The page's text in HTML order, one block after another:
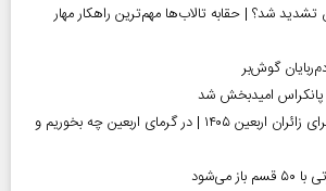
تشدید شد؟ | حقابه تالاب‌ها مهم‌ترین راهکار مهار
گوش‌بر
امیدبخش شد
توصیه‌های تغذیه‌ای برای زائران اربعین ۱۴۰۵ | در گرمای اربعین چه بخوریم و
می‌شود